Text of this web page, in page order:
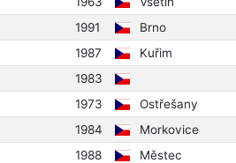
1991
Brno
1987
Kuřim
1983
1973
Ostřešany
1984
Morkovice
1988
Městec